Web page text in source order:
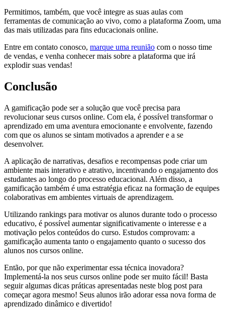
Permitimos, também, que você integre as suas aulas com
ferramentas de comunicação ao vivo, como a plataforma Zoom, uma
das mais utilizadas para fins educacionais online.
Entre em contato conosco, marque uma reunião com o nosso time
de vendas, e venha conhecer mais sobre a plataforma que irá
explodir suas vendas!
Conclusão
A gamificação pode ser a solução que você precisa para
revolucionar seus cursos online. Com ela, é possível transformar o
aprendizado em uma aventura emocionante e envolvente, fazendo
com que os alunos se sintam motivados a aprender e a se
desenvolver.
A aplicação de narrativas, desafios e recompensas pode criar um
ambiente mais interativo e atrativo, incentivando o engajamento dos
estudantes ao longo do processo educacional. Além disso, a
gamificação também é uma estratégia eficaz na formação de equipes
colaborativas em ambientes virtuais de aprendizagem.
Utilizando rankings para motivar os alunos durante todo o processo
educativo, é possível aumentar significativamente o interesse e a
motivação pelos conteúdos do curso. Estudos comprovam: a
gamificação aumenta tanto o engajamento quanto o sucesso dos
alunos nos cursos online.
Então, por que não experimentar essa técnica inovadora?
Implementá-la nos seus cursos online pode ser muito fácil! Basta
seguir algumas dicas práticas apresentadas neste blog post para
começar agora mesmo! Seus alunos irão adorar essa nova forma de
aprendizado dinâmico e divertido!